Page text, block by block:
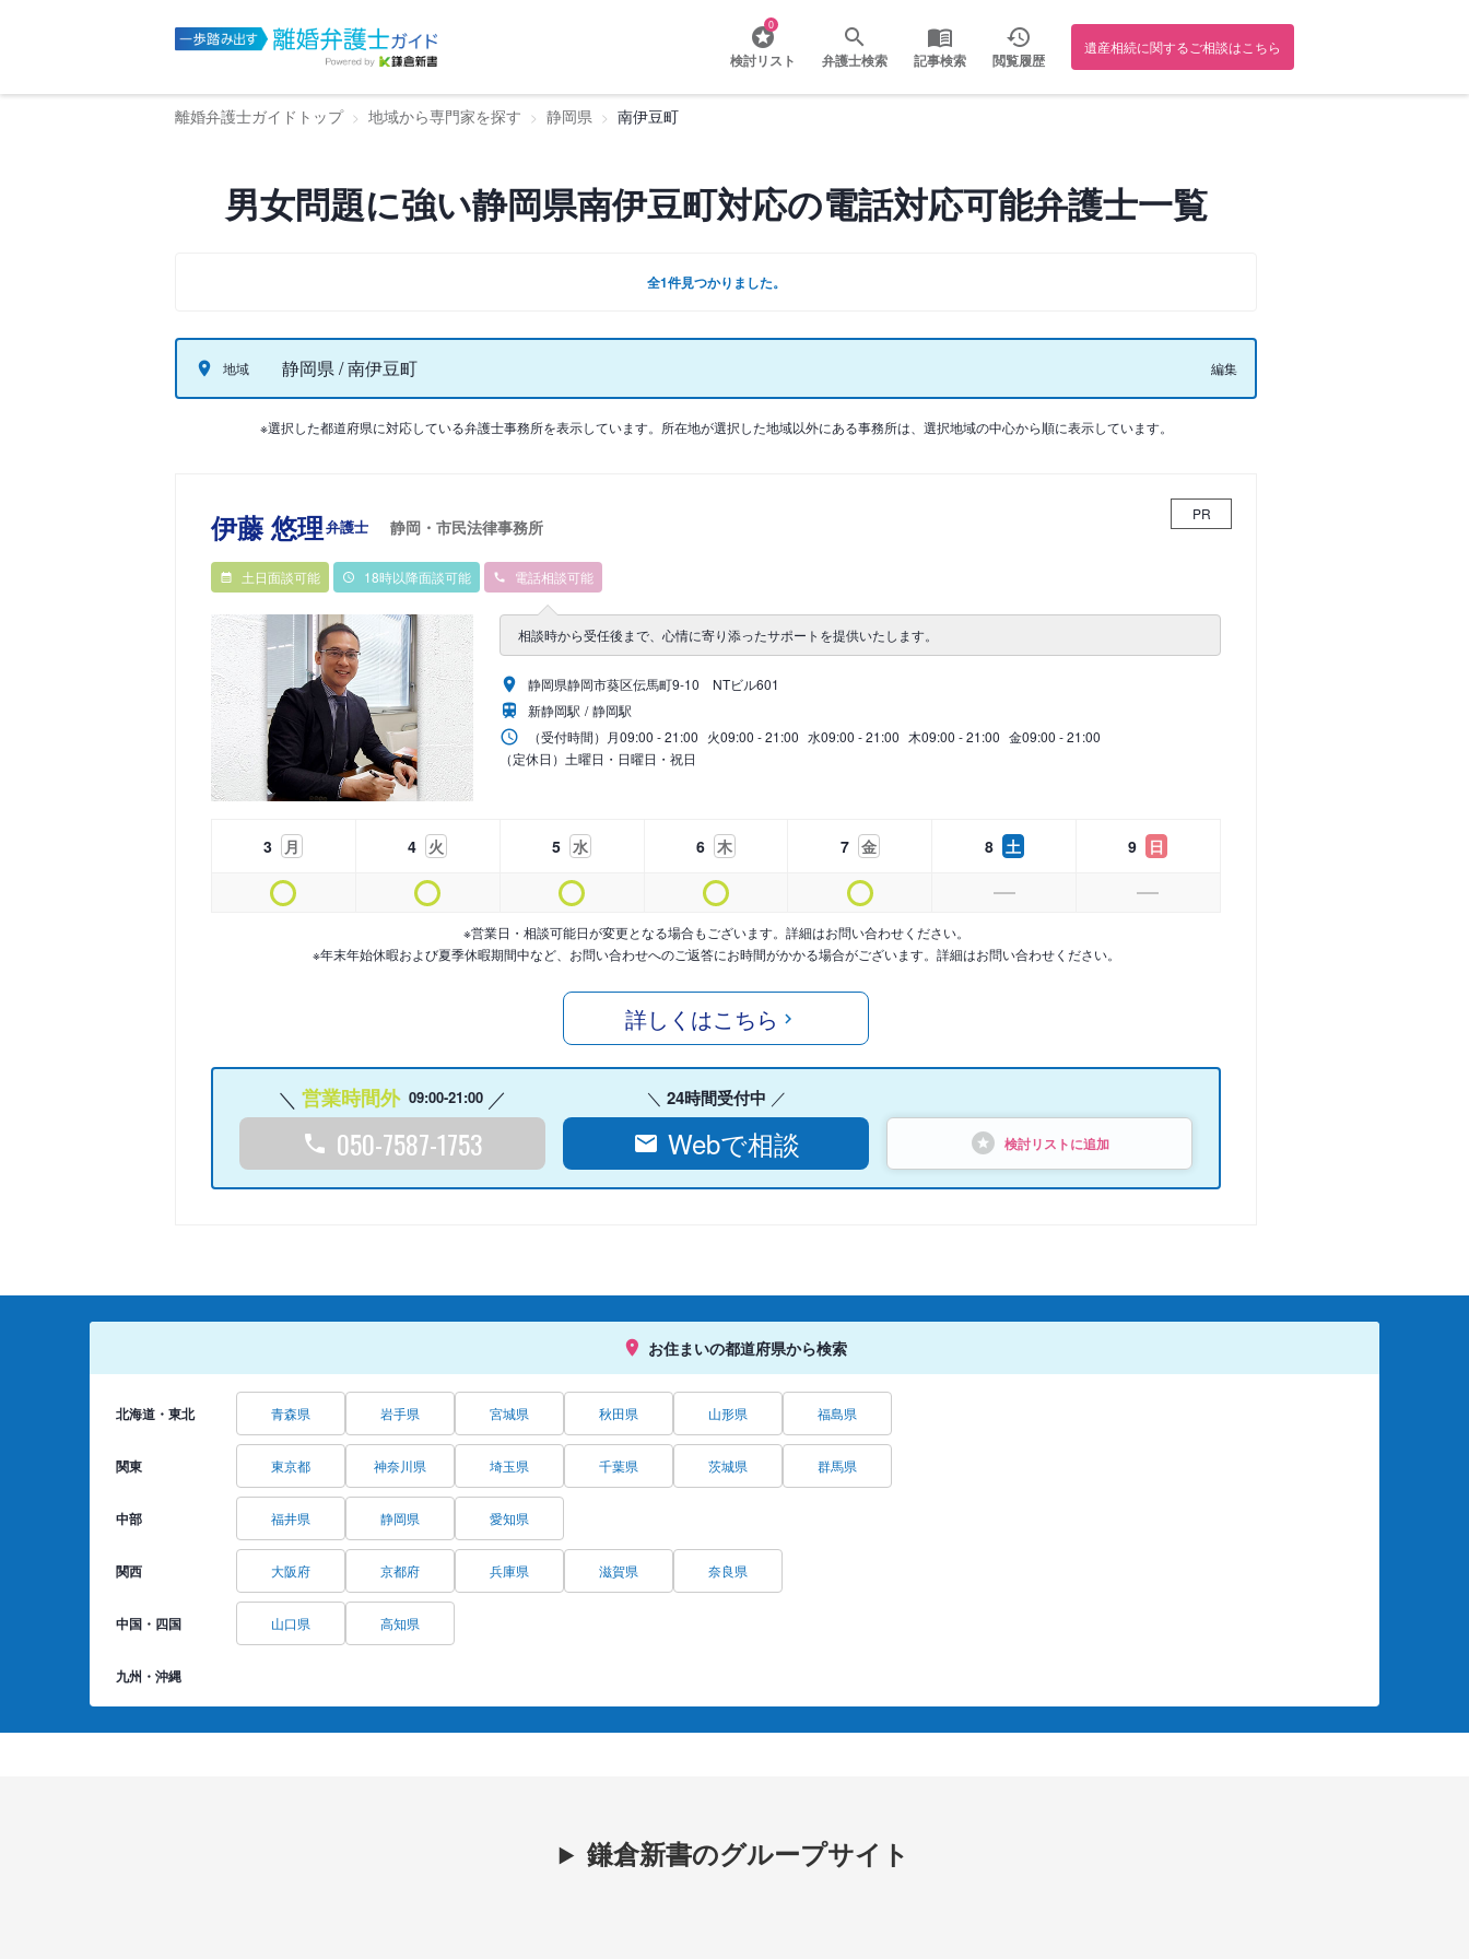
0
検討リスト 弁護士検索 記事検索 閲覧履歴
遺産相続に関するご相談はこちら
離婚弁護士ガイドトップ 地域から専門家を探す 静岡県 南伊豆町
男女問題に強い静岡県南伊豆町対応の電話対応可能弁護士一覧
全1件見つかりました。
地域 静岡県 / 南伊豆町 編集
※選択した都道府県に対応している弁護士事務所を表示しています。所在地が選択した地域以外にある事務所は、選択地域の中心から順に表示しています。
伊藤 悠理弁護士 静岡・市民法律事務所
PR
土日面談可能 18時以降面談可能 電話相談可能
相談時から受任後まで、心情に寄り添ったサポートを提供いたします。
静岡県静岡市葵区伝馬町9‐10 NTビル601
新静岡駅
静岡駅
（受付時間） 月09:00 - 21:00 火09:00 - 21:00 水09:00 - 21:00 木09:00 - 21:00 金09:00 - 21:00
（定休日）土曜日・日曜日・祝日
3 月 4 火 5 水 6 木 7 金 8 土 9 日
※営業日・相談可能日が変更となる場合もございます。詳細はお問い合わせください。
※年末年始休暇および夏季休暇期間中など、お問い合わせへのご返答にお時間がかかる場合がございます。詳細はお問い合わせください。
詳しくはこちら
営業時間外 09:00-21:00
050-7587-1753
24時間受付中
Webで相談 検討リストに追加
お住まいの都道府県から検索
北海道・東北 青森県 岩手県 宮城県 秋田県 山形県 福島県
関東 東京都 神奈川県 埼玉県 千葉県 茨城県 群馬県
中部 福井県 静岡県 愛知県
関西 大阪府 京都府 兵庫県 滋賀県 奈良県
中国・四国 山口県 高知県
九州・沖縄
鎌倉新書のグループサイト